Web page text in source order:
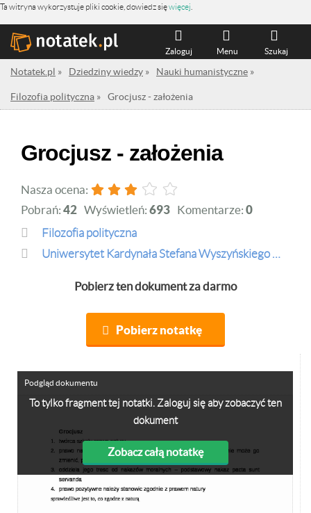
Ta witryna wykorzystuje pliki cookie, dowiedz sięwięcej
Szukaj
Menu
Zaloguj
Notatek.pl » Dziedziny wiedzy » Nauki humanistyczne »
Filozofia polityczna » Grocjusz - założenia
Grocjusz - założenia
Nasza ocena:
Pobrań: 42 Wyświetleń: 693 Komentarze: 0
Filozofia polityczna
Uniwersytet Kardynała Stefana Wyszyńskiego w Warszawie
Pobierz ten dokument za darmo
Pobierz notatkę
To tylko fragment tej notatki. Zaloguj się aby zobaczyć ten
dokument
Zobacz całą notatkę
Podgląd dokumentu